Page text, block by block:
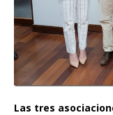
Las tres